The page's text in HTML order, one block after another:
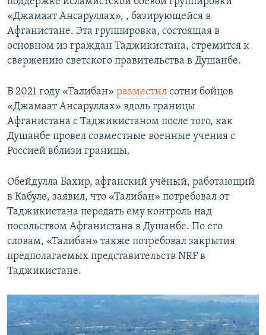
«Джамаат Ансаруллах», , базирующейся в
Афганистане. Эта группировка, состоящая в
основном из граждан Таджикистана, стремится к
свержению светского правительства в Душанбе.
В 2021 году «Талибан» разместил сотни бойцов
«Джамаат Ансаруллах» вдоль границы
Афганистана с Таджикистаном после того, как
Душанбе провел совместные военные учения с
Россией вблизи границы.
Обейдулла Бахир, афганский учёный, работающий
в Кабуле, заявил, что «Талибан» потребовал от
Таджикистана передать ему контроль над
посольством Афганистана в Душанбе. По его
словам, «Талибан» также потребовал закрытия
предполагаемых представительств NRF в
Таджикистане.